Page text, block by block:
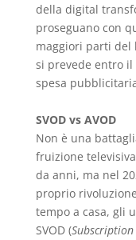
della digital
proseguano con
maggiori parti del
si prevede entro il
spesa
SVOD vs AVOD
Non è una
fruizione
da anni, ma nel
proprio
tempo a casa, gli
SVOD (